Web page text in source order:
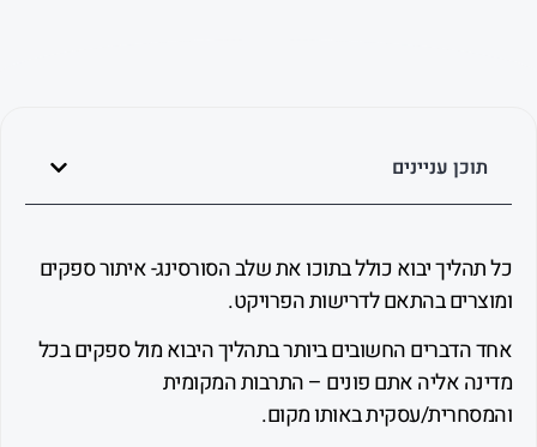
עניינים
יבוא כולל בתוכו את שלב הסורסינג- איתור ספקים
בהתאם לדרישות הפרויקט.
החשובים ביותר בתהליך היבוא מול ספקים בכל
אליה אתם פונים – התרבות המקומית
עסקית באותו מקום.